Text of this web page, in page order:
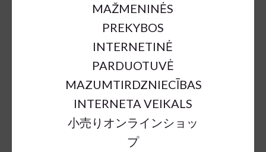
BARK SNOWFLAKES NATURAL
WITH HANGER 20PC
h = height
MAŽMENINĖS
PREKYBOS
INTERNETINĖ
PARDUOTUVĖ
MAZUMTIRDZNIECĪBAS
INTERNETA VEIKALS
小売りオンラインショッ
プ